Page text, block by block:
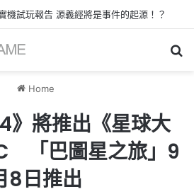
機試玩報告 源義經將是事件的起源！？
Home
》將推出《星球大
「巴圖星之旅」9
8日推出